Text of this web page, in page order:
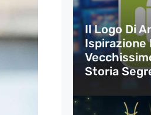
Il Logo Di
Ispirazione
Storia